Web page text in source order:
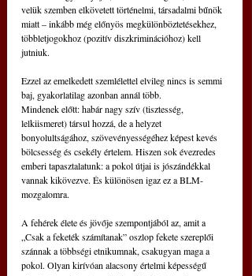
velük szemben elkövetett történelmi, társadalmi bűnök
miatt – inkább még előnyös megkülönböztetésekhez,
többletjogokhoz (pozitív diszkriminációhoz) kell
jutniuk.
Ezzel az emelkedett szemlélettel elvileg nincs is semmi
baj, gyakorlatilag azonban annál több.
Mindenek előtt: habár nagy szív (tisztesség,
lelkiismeret) társul hozzá, de a helyzet
bonyolultságához, szövevényességéhez képest kevés
bölcsesség és csekély értelem. Hiszen sok évezredes
emberi tapasztalatunk: a pokol útjai is jószándékkal
vannak kikövezve. És különösen igaz ez a BLM-
mozgalomra.
A fehérek élete és jövője szempontjából az, amit a
„Csak a feketék számítanak” oszlop fekete szereplői
szánnak a többségi etnikumnak, csakugyan maga a
pokol. Olyan kirívóan alacsony értelmi képességű